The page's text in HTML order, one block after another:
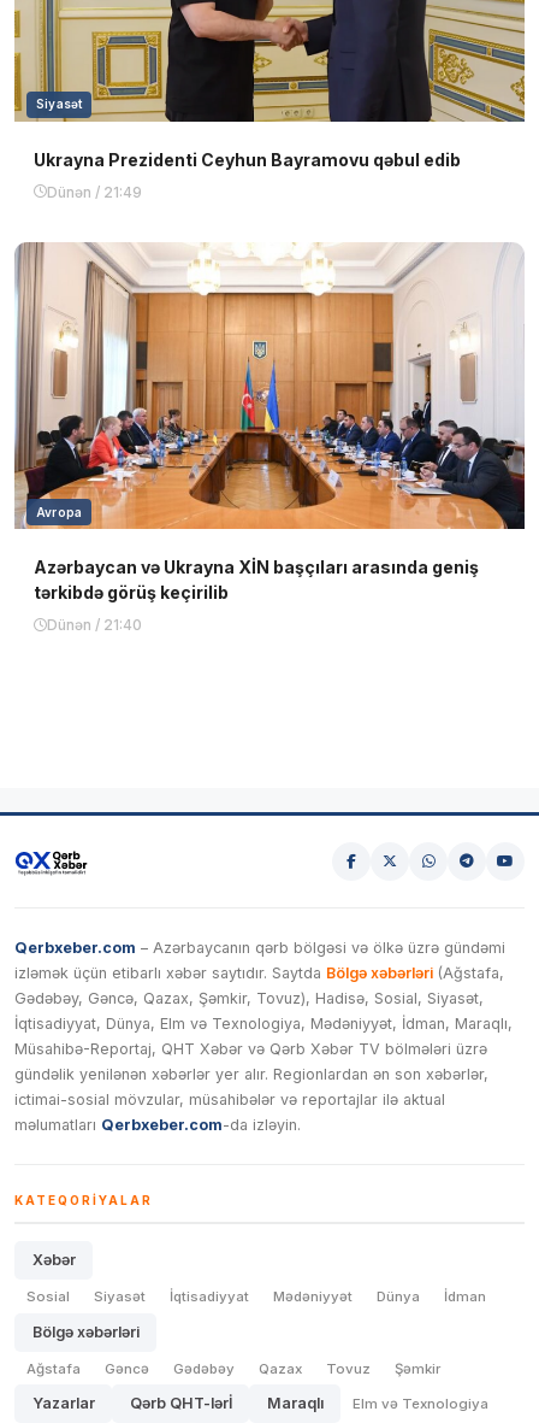
Siyasət
Ukrayna Prezidenti Ceyhun Bayramovu qəbul edib
Dünən / 21:49
Avropa
Azərbaycan və Ukrayna XİN başçıları arasında geniş
tərkibdə görüş keçirilib
Dünən / 21:40
Qerbxeber.com – Azərbaycanın qərb bölgəsi və ölkə üzrə gündəmi
izləmək üçün etibarlı xəbər saytıdır. Saytda Bölgə xəbərləri (Ağstafa,
Gədəbəy, Gəncə, Qazax, Şəmkir, Tovuz), Hadisə, Sosial, Siyasət,
İqtisadiyyat, Dünya, Elm və Texnologiya, Mədəniyyət, İdman, Maraqlı,
Müsahibə-Reportaj, QHT Xəbər və Qərb Xəbər TV bölmələri üzrə
gündəlik yenilənən xəbərlər yer alır. Regionlardan ən son xəbərlər,
ictimai-sosial mövzular, müsahibələr və reportajlar ilə aktual
məlumatları Qerbxeber.com-da izləyin.
KATEQORIYALAR
Xəbər
Sosial Siyasət İqtisadiyyat Mədəniyyət Dünya İdman
Bölgə xəbərləri
Ağstafa Gəncə Gədəbəy Qazax Tovuz Şəmkir
Yazarlar Qərb QHT-lərİ Maraqlı Elm və Texnologiya